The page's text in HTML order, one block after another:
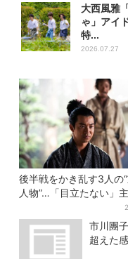
大西風雅
ゃ」アイ
特...
2026.07.27
後半戦をかき乱す3人の
人物”…「目立たない」
公・仲野太賀も、モブ
→覚醒へ【豊臣兄弟】
市川團
超えた